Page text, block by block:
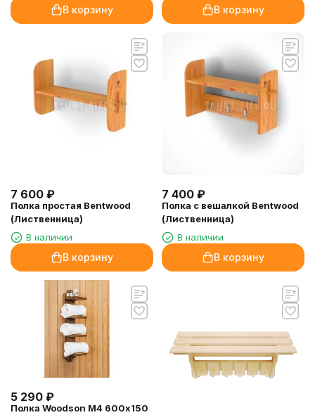
В корзину В корзину
7 600 ₽
Полка простая Bentwood
(Лиственница)
В наличии
В корзину
7 400 ₽
Полка с вешалкой Bentwood
(Лиственница)
В наличии
В корзину
5 290 ₽
Полка Woodson M4 600х150